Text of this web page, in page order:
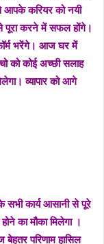
करियर को नयी
पूरा करने में सफल होंगे।
भरेंगे। आज घर में
को कोई अच्छी सलाह
व्यापार को आगे
कार्य आसानी से पूरे
का मौका मिलेगा ।
परिणाम हासिल